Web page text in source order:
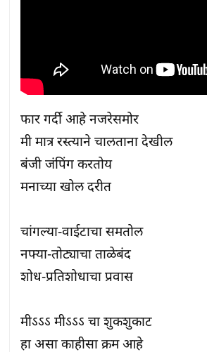
फार गर्दी आहे नजरेसमोर
मी मात्र रस्त्याने चालताना देखील
बंजी जंपिंग करतोय
मनाच्या खोल दरीत
चांगल्या-वाईटाचा समतोल
नफ्या-तोट्याचा ताळेबंद
शोध-प्रतिशोधाचा प्रवास
मीऽऽऽ मीऽऽऽ चा शुकशुकाट
हा असा काहीसा क्रम आहे